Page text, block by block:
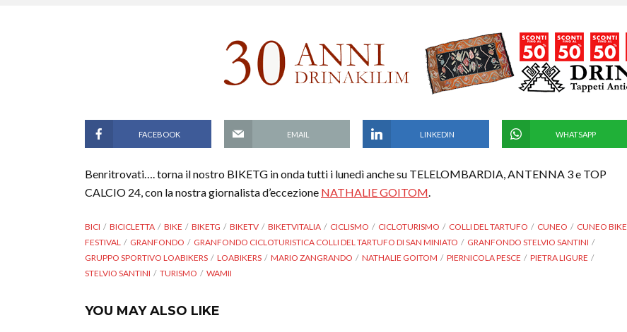
FACEBOOK EMAIL LINKEDIN WHATSAPP
Benritrovati…. torna il nostro BIKETG in onda tutti i lunedì anche su TELELOMBARDIA, ANTENNA 3 e TOP
CALCIO 24, con la nostra giornalista d’eccezione NATHALIE GOITOM.
BICI BICICLETTA BIKE BIKETG BIKETV BIKETVITALIA CICLISMO CICLOTURISMO COLLI DEL TARTUFO CUNEO
CUNEO BIKE
FESTIVAL
GRANFONDO GRANFONDO CICLOTURISTICA COLLI DEL TARTUFO DI SAN MINIATO
GRANFONDO STELVIO SANTINI
GRUPPO SPORTIVO LOABIKERS
LOABIKERS MARIO ZANGRANDO NATHALIE GOITOM PIERNICOLA PESCE
PIETRA LIGURE
STELVIO SANTINI
TURISMO WAMII
YOU MAY ALSO LIKE